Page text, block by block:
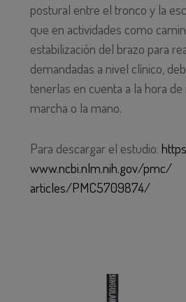
postural entre el tronco y la
que en actividades como
estabilización del brazo para
demandadas a nivel clínico,
tenerlas en cuenta a la hora
marcha o la mano.
Para descargar el estudio:
www.ncbi.nlm.nih.gov/pmc/
articles/PMC5709874/